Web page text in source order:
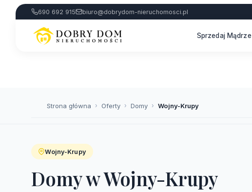
690 692 915 biuro@dobrydom-nieruchomosci.pl
Sprzedaj Mądrze
Strona główna › Oferty › Domy › Wojny-Krupy
Wojny-Krupy
Domy w Wojny-Krupy